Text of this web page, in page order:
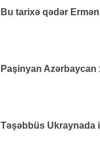
Bu tarixə qədər
Paşinyan Azərbaycan
Təşəbbüs Ukraynada